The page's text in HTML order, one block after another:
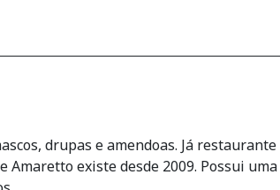
drupas e amendoas. Já
existe desde 2009. Possui